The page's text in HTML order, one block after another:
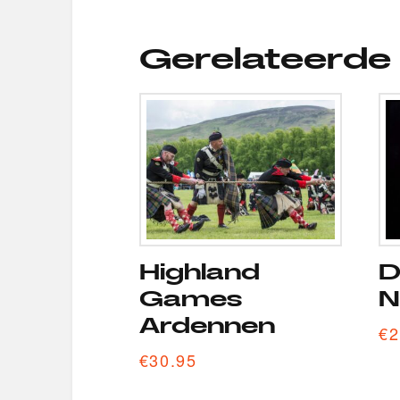
Highland
Games
Ardennen
€30.95
€